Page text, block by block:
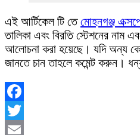
এই আর্টিকেল টি তেমোহনগঞ্জ
তালিকা এবং বিরতি স্টেশনের নাম
আলোচনা করা হয়েছে। যদি অন্য
জানতে চান তাহলে কমেন্ট করুন।
Facebook
Twitter